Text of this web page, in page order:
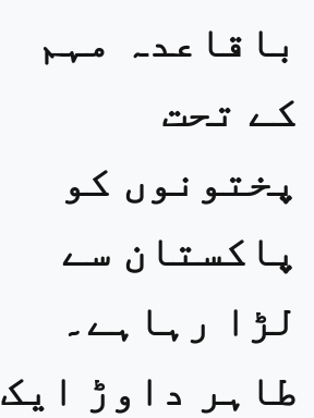
باقاعدہ مہم
کے تحت
پختونوں کو
پاکستان سے
لڑا رہاہے۔
طاہر داوڑ ایک